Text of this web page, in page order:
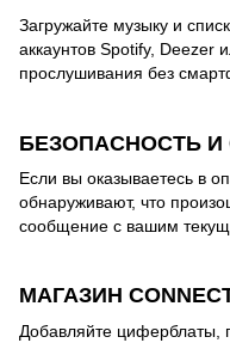
Загружайте музыку и
аккаунтов Spotify, Deezer
прослушивания без
БЕЗОПАСНОСТЬ
Если вы оказываетесь в
обнаруживают, что
сообщение с вашим
МАГАЗИН
Добавляйте циферблаты,